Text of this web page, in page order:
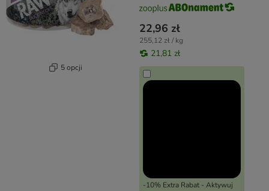
5 opcji
22,96 zł
255,12 zł / kg
21,81 zł
-10% Extra Rabat - Aktywuj